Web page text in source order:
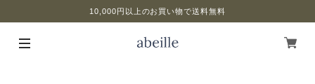
10,000円以上のお買い物で送料無料